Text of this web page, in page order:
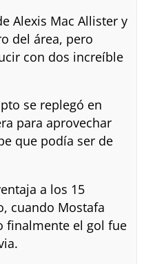
Alexis Mac Allister y
del área, pero
con dos increíble
se replegó en
para aprovechar
que podía ser de
a los 15
cuando Mostafa
finalmente el gol fue